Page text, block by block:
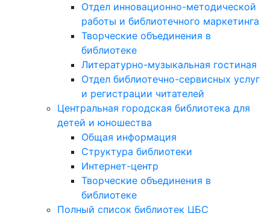
Отдел инновационно-методической
работы и библиотечного маркетинга
Творческие объединения в
библиотеке
Литературно-музыкальная гостиная
Отдел библиотечно-сервисных услуг
и регистрации читателей
Центральная городская библиотека для
детей и юношества
Общая информация
Структура библиотеки
Интернет-центр
Творческие объединения в
библиотеке
Полный список библиотек ЦБС